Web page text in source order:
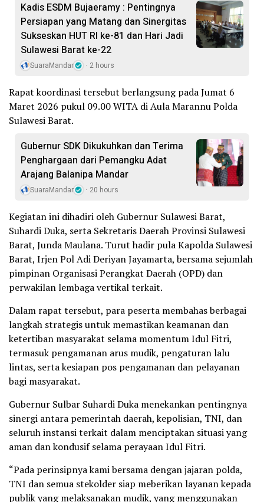
Kadis ESDM Bujaeramy : Pentingnya
Persiapan yang Matang dan Sinergitas
Sukseskan HUT RI ke-81 dan Hari Jadi
Sulawesi Barat ke-22
SuaraMandar 2 hours
Rapat koordinasi tersebut berlangsung pada Jumat 6
Maret 2026 pukul 09.00 WITA di Aula Marannu Polda
Sulawesi Barat.
Gubernur SDK Dikukuhkan dan Terima
Penghargaan dari Pemangku Adat
Arajang Balanipa Mandar
SuaraMandar 20 hours
Kegiatan ini dihadiri oleh Gubernur Sulawesi Barat,
Suhardi Duka, serta Sekretaris Daerah Provinsi Sulawesi
Barat, Junda Maulana. Turut hadir pula Kapolda Sulawesi
Barat, Irjen Pol Adi Deriyan Jayamarta, bersama sejumlah
pimpinan Organisasi Perangkat Daerah (OPD) dan
perwakilan lembaga vertikal terkait.
Dalam rapat tersebut, para peserta membahas berbagai
langkah strategis untuk memastikan keamanan dan
ketertiban masyarakat selama momentum Idul Fitri,
termasuk pengamanan arus mudik, pengaturan lalu
lintas, serta kesiapan pos pengamanan dan pelayanan
bagi masyarakat.
Gubernur Sulbar Suhardi Duka menekankan pentingnya
sinergi antara pemerintah daerah, kepolisian, TNI, dan
seluruh instansi terkait dalam menciptakan situasi yang
aman dan kondusif selama perayaan Idul Fitri.
“Pada perinsipnya kami bersama dengan jajaran polda,
TNI dan semua stekolder siap meberikan layanan kepada
publik yang melaksanakan mudik, yang menggunakan